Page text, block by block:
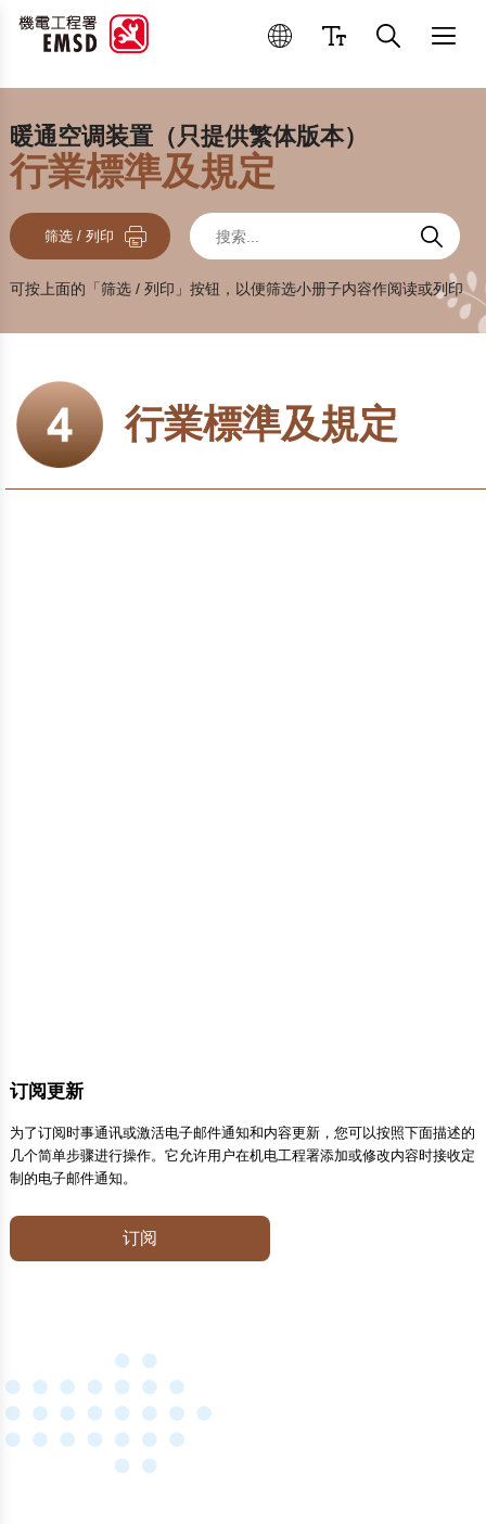
暖通空调装置（只提供繁体版本）
行業標準及規定
筛选 / 列印
搜索
搜索
搜索
可按上面的「筛选 / 列印」按钮，以便筛选小册子内容作阅读或列印
行業標準及規定
订阅更新
为了订阅时事通讯或激活电子邮件通知和内容更新，您可以按照下面描述的
几个简单步骤进行操作。它允许用户在机电工程署添加或修改内容时接收定
制的电子邮件通知。
订阅